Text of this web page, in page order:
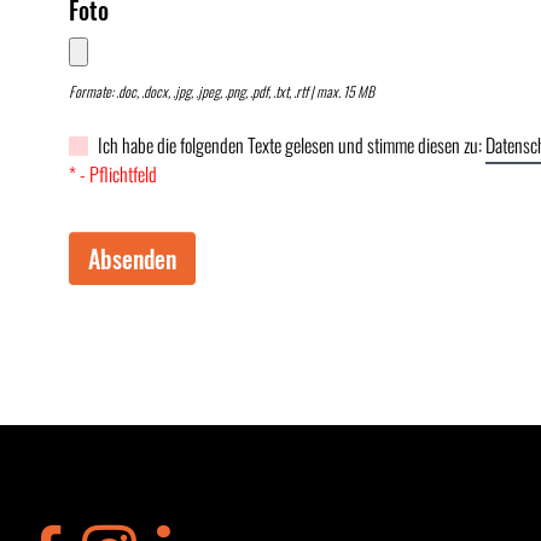
Foto
Formate: .doc, .docx, .jpg, .jpeg, .png, .pdf, .txt, .rtf | max. 15 MB
Ich habe die folgenden Texte gelesen und stimme diesen zu:
* - Pflichtfeld
Absenden